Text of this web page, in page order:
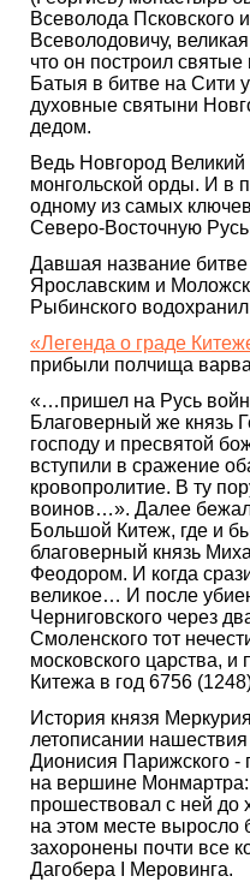
Всеволода Псковского
Всеволодовичу,
что он построил
Батыя в битве на Сити
духовные святыни
дедом.
Ведь Новгород
монгольской орды. И в
одному из самых
Северо-Восточную
Давшая название
Ярославским и
Рыбинского
«Легенда о граде
прибыли полчища
«…пришел на Русь
Благоверный же князь
господу и пресвятой
вступили в сражение
кровопролитие. В ту
воинов…». Далее
Большой Китеж, где и
благоверный князь
Феодором. И когда
великое… И после
Черниговского через
Смоленского тот
московского царства,
Китежа в год 6756
История князя
летописании
Дионисия Парижского -
на вершине Монмартра:
прошествовал с ней до
на этом месте выросло
захоронены почти все
Дагобера I Меровинга.